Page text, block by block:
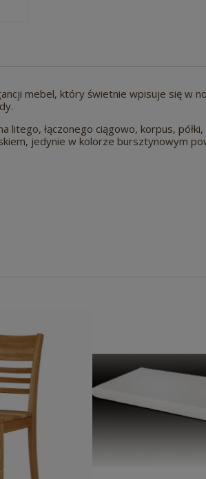
mebel, który świetnie wpisuje się w
litego, łączonego ciągowo, korpus,
jedynie w kolorze bursztynowym